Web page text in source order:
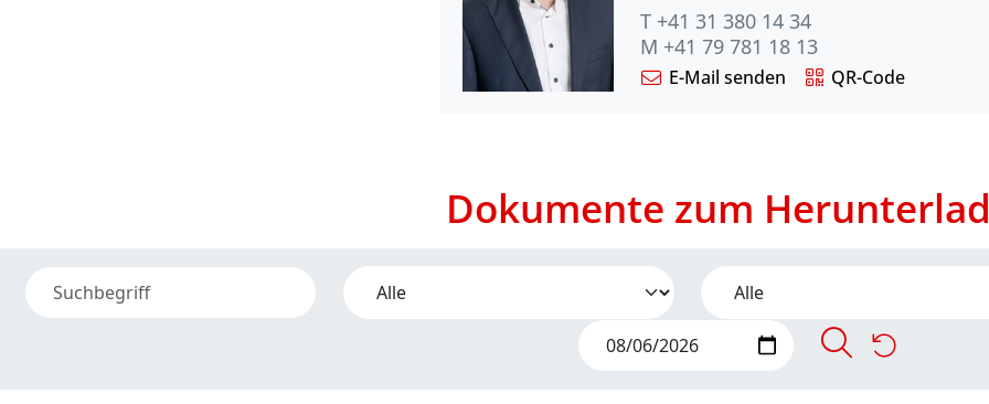
T +41 31 380 14 34
M +41 79 781 18 13
E-Mail senden QR-Code
Dokumente zum